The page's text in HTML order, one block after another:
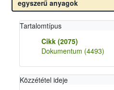
Tartalomtípus
Cikk (2075)
Dokumentum (4493)
Közzététel ideje